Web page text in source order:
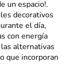
un espacio!.
decorativos
el día,
con energía
alternativas
que incorporan